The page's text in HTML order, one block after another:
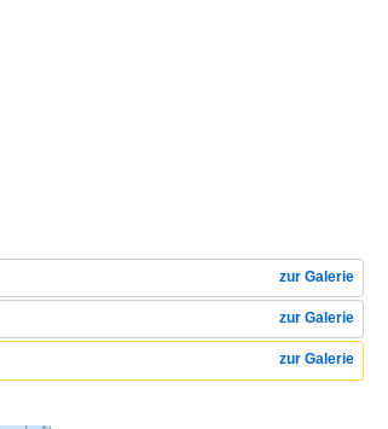
zur Galerie
zur Galerie
zur Galerie